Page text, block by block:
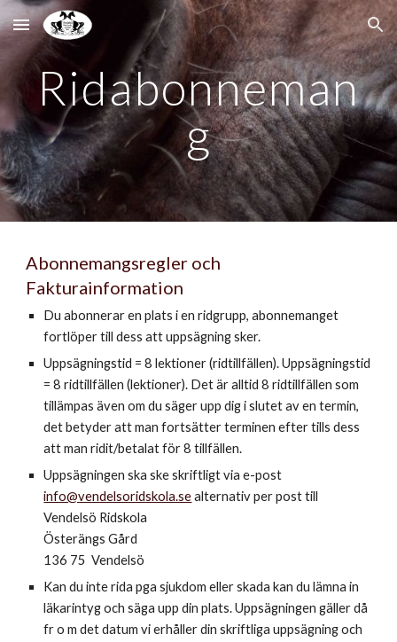
Skip to main content Skip to navigation
Ridabonneman
g
Abonnemangsregler och
Fakturainformation
Du abonnerar en plats i en ridgrupp, abonnemanget
fortlöper till dess att uppsägning sker.
Uppsägningstid = 8 lektioner (ridtillfällen). Uppsägningstid
= 8 ridtillfällen (lektioner). Det är alltid 8 ridtillfällen som
tillämpas även om du säger upp dig i slutet av en termin,
det betyder att man fortsätter terminen efter tills dess
att man ridit/betalat för 8 tillfällen.
Uppsägningen ska ske skriftligt via e-post
info@vendelsoridskola.sealternativ per post till
Vendelsö Ridskola
Österängs Gård
136 75 Vendelsö
Kan du inte rida pga sjukdom eller skada kan du lämna in
läkarintyg och säga upp din plats. Uppsägningen gäller då
fr o m det datum vi erhåller din skriftliga uppsägning och